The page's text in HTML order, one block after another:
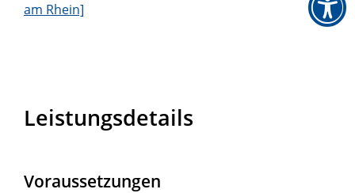
am Rhein]
Leistungsdetails
Voraussetzungen